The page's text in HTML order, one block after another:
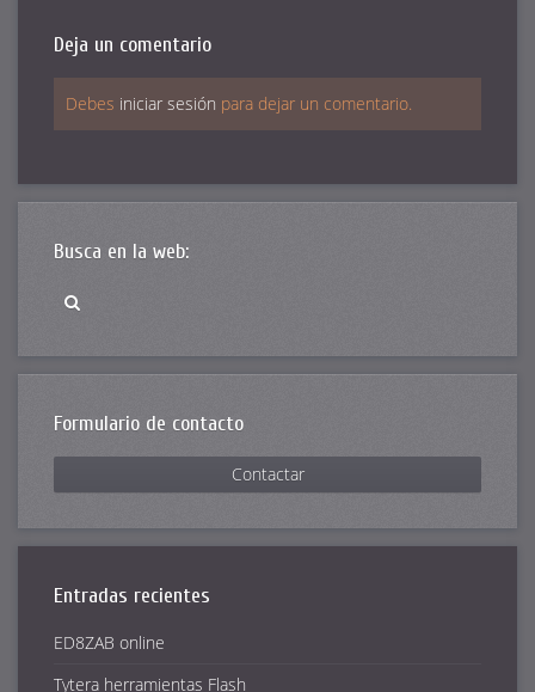
Deja un comentario
Debes iniciar sesión para dejar un comentario.
Busca en la web:
Formulario de contacto
Contactar
Entradas recientes
ED8ZAB online
Tytera herramientas Flash